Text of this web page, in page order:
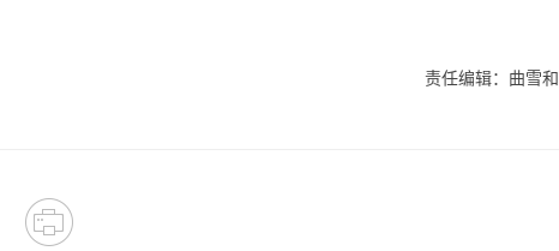
责任编辑：曲雪和